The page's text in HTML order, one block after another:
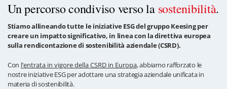
Un percorso condiviso verso la sostenibilità.
Stiamo allineando tutte le iniziative ESG del gruppo Keesing per
creare un impatto significativo, in linea con la direttiva europea
sulla rendicontazione di sostenibilità aziendale (CSRD).
Con l’entrata in vigore della CSRD in Europa, abbiamo rafforzato le
nostre iniziative ESG per adottare una strategia aziendale unificata in
materia di sostenibilità.